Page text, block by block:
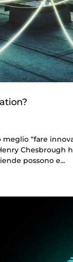
“fare
Chesbrough
possono e...